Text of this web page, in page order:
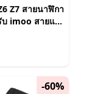
Z7 สายนาฬิกา
imoo สายแท้
-60%